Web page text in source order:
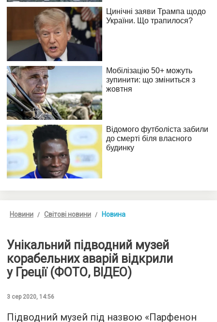
Новини Світові новини Новина
Унікальний підводний музей
корабельних аварій відкрили
у Греції (ФОТО, ВІДЕО)
3 сер 2020, 14:56
Підводний музей під назвою «Парфенон